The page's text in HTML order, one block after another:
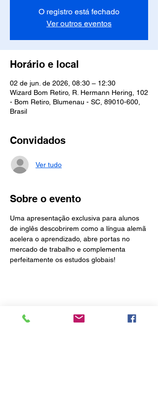
O registro está fechado
Ver outros eventos
Horário e local
02 de jun. de 2026, 08:30 – 12:30
Wizard Bom Retiro, R. Hermann Hering, 102
- Bom Retiro, Blumenau - SC, 89010-600,
Brasil
Convidados
Ver tudo
Sobre o evento
Uma apresentação exclusiva para alunos
de inglês descobrirem como a língua alemã
acelera o aprendizado, abre portas no
mercado de trabalho e complementa
perfeitamente os estudos globais!
Compartilhe esse evento